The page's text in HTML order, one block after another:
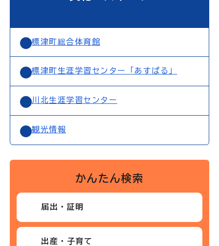
標津町総合体育館
標津町生涯学習センター「あすぱる」
川北生涯学習センター
観光情報
かんたん検索
届出・証明
出産・子育て